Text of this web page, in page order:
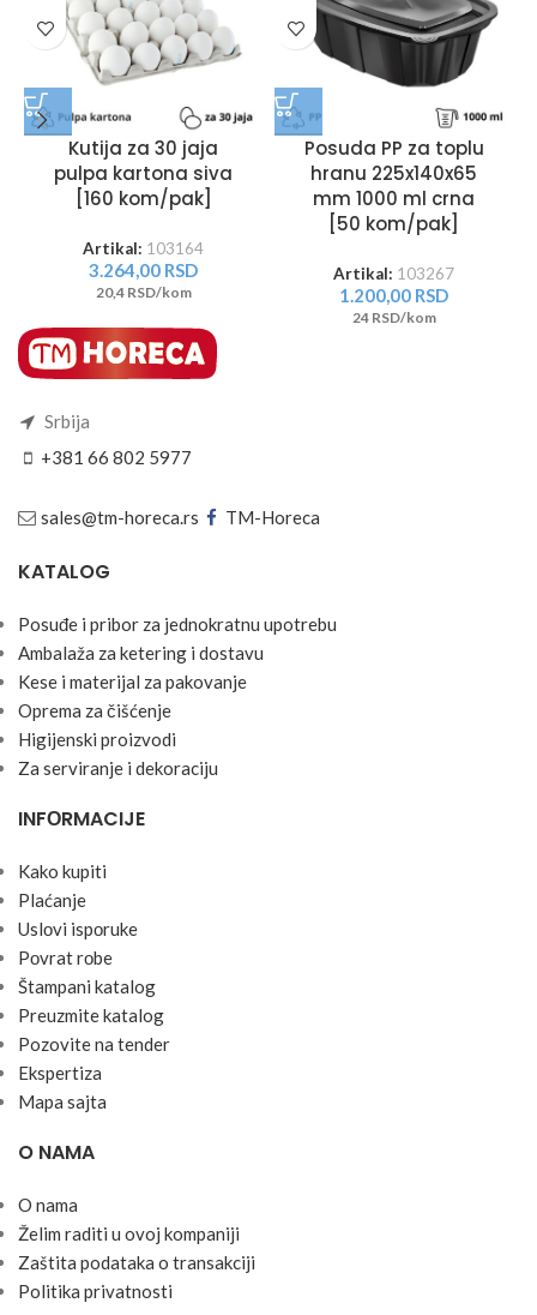
Kutija za 30 jaja
pulpa kartona siva
[160 kom/pak]
Artikal: 103164
3.264,00 RSD
20,4 RSD/kom
Posuda PP za toplu
hranu 225x140x65
mm 1000 ml crna
[50 kom/pak]
Artikal: 103267
1.200,00 RSD
24 RSD/kom
Srbija
+381 66 802 5977
sales@tm-horeca.rs TM-Horeca
KATALOG
Posuđe i pribor za jednokratnu upotrebu
Ambalaža za ketering i dostavu
Kese i materijal za pakovanje
Oprema za čišćenje
Higijenski proizvodi
Za serviranje i dekoraciju
INFОRMACIJE
Kako kupiti
Plaćanje
Uslоvi ispоruke
Pоvrat rоbe
Štampani katalog
Preuzmite katalog
Pozovite na tender
Ekspertiza
Mapa sajta
O NAMA
O nama
Želim raditi u ovoj kompaniji
Zaštita podataka o transakciji
Politika privatnosti